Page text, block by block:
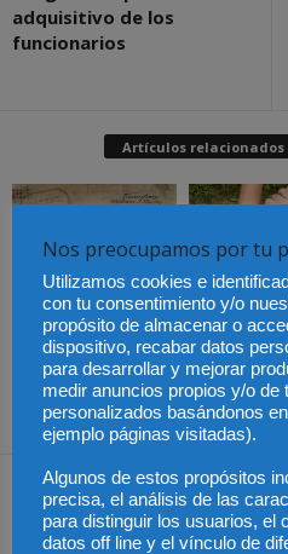
adquisitivo de los
funcionarios
Artículos relacionados
Cómo proteger tu
propiedad intelectual en
el extranjero: claves
lingüísticas y jurídicas
El Pleno del
aprueba el
anteproyecto
Familias por
unanimidad
Dejar una respuesta
Nos preocupamos por tu
Utilizamos cookies e
con tu consentimiento y/o
propósito de almacenar o
dispositivo, recabar datos
para desarrollar y mejorar
medir anuncios propios y/o de
personalizados basándonos
ejemplo páginas visitadas).
Algunos de estos propósitos
precisa, el análisis de las
para distinguir los usuarios, el
datos off line y el vínculo de